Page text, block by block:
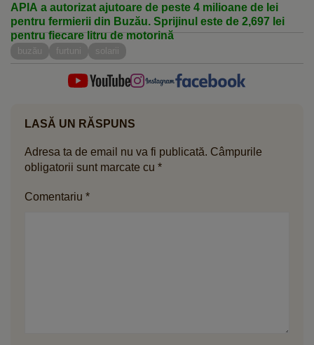
strugurilor cu picioarele goale
APIA a autorizat ajutoare de peste 4 milioane de lei
pentru fermierii din Buzău. Sprijinul este de 2,697 lei
pentru fiecare litru de motorină
buzău furtuni solarii
LASĂ UN RĂSPUNS
Adresa ta de email nu va fi publicată. Câmpurile
obligatorii sunt marcate cu *
Comentariu *